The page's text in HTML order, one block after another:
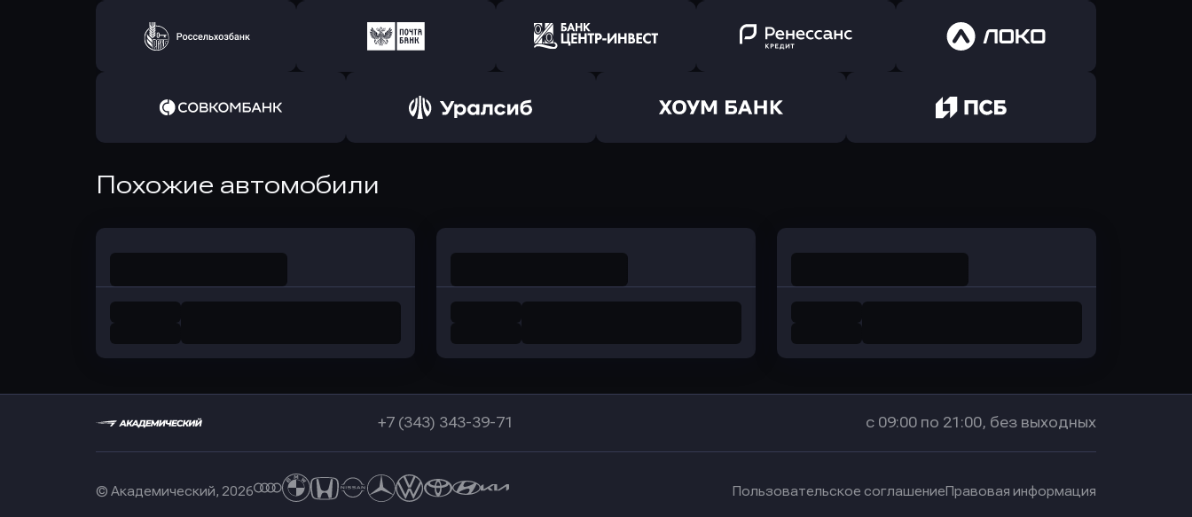
Оправить заявку
в Примсоцбанк
Оправить заявку
в Банк Оранжевый
Оправить заявку
в Абсолют Банк
Оправить заявку
в Банк Авангард
Оправить заявку
в ОТП БАНК
Оправить заявку
в РоссельхозБанк
Оправить заявку
в Почта Банк
Оправить заявку
Оправить заявку
в Ренессанс Банк
Оправить заявку
в Локо-Банк
в Совкомбанк
Похожие автомобили
+7 (343) 343-39-71 с 09:00 по 21:00, без выходных
© Академический, 2026 Пользовательское соглашениеПравовая информация